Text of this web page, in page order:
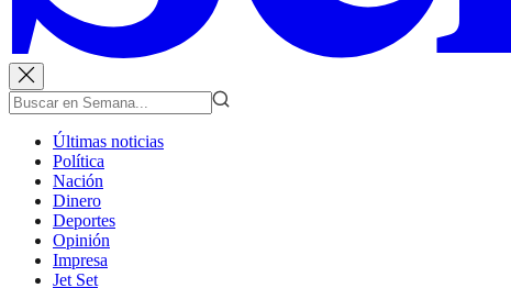
Últimas noticias
Política
Nación
Dinero
Deportes
Opinión
Impresa
Jet Set